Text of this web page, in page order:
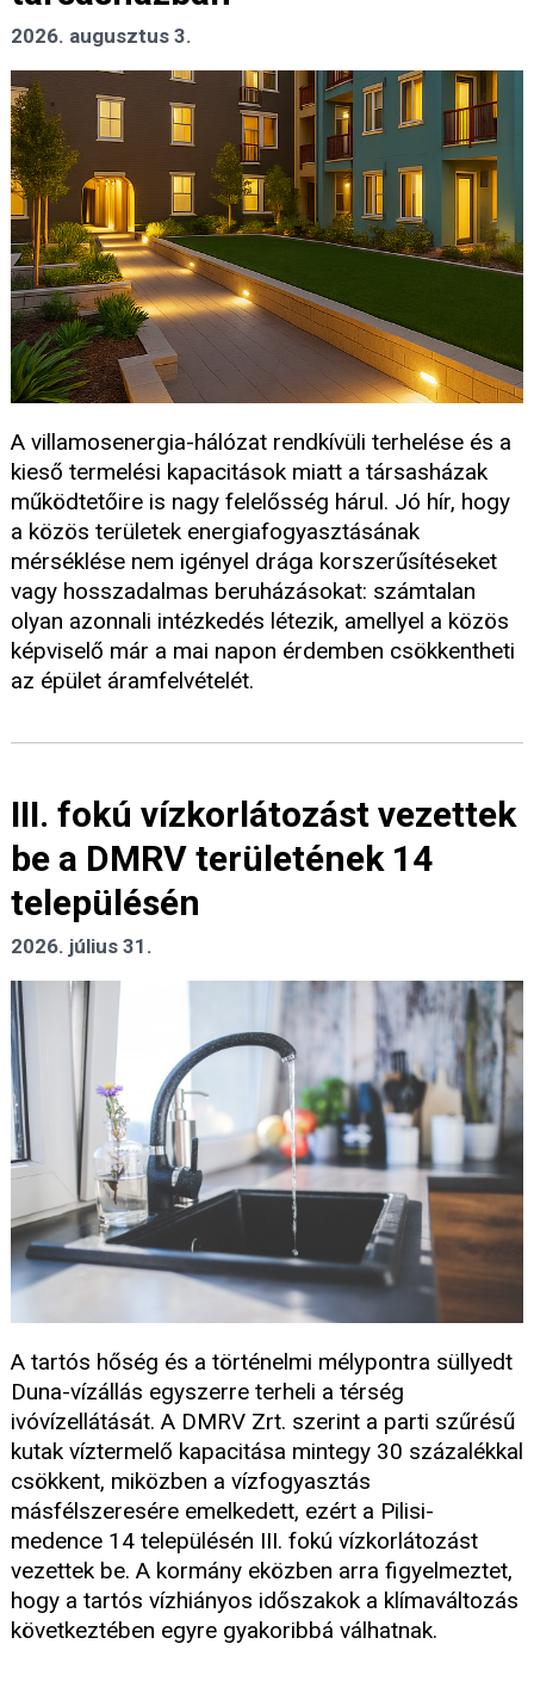
2026. augusztus 3.
A villamosenergia-hálózat rendkívüli terhelése és a
kieső termelési kapacitások miatt a társasházak
működtetőire is nagy felelősség hárul. Jó hír, hogy
a közös területek energiafogyasztásának
mérséklése nem igényel drága korszerűsítéseket
vagy hosszadalmas beruházásokat: számtalan
olyan azonnali intézkedés létezik, amellyel a közös
képviselő már a mai napon érdemben csökkentheti
az épület áramfelvételét.
III. fokú vízkorlátozást vezettek
be a DMRV területének 14
településén
2026. július 31.
A tartós hőség és a történelmi mélypontra süllyedt
Duna-vízállás egyszerre terheli a térség
ivóvízellátását. A DMRV Zrt. szerint a parti szűrésű
kutak víztermelő kapacitása mintegy 30 százalékkal
csökkent, miközben a vízfogyasztás
másfélszeresére emelkedett, ezért a Pilisi-
medence 14 településén III. fokú vízkorlátozást
vezettek be. A kormány eközben arra figyelmeztet,
hogy a tartós vízhiányos időszakok a klímaváltozás
következtében egyre gyakoribbá válhatnak.